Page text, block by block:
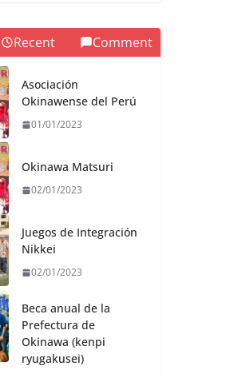
Recent Comment
Asociación
Okinawense del Perú
01/01/2023
Okinawa Matsuri
02/01/2023
Juegos de Integración
Nikkei
02/01/2023
Beca anual de la
Prefectura de
Okinawa (kenpi
ryugakusei)